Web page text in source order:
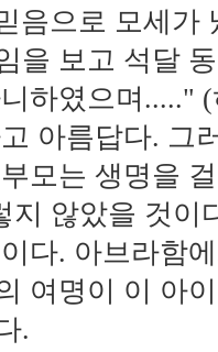
음으로 모세가
을 보고 석달
하였으며....."
아름답다. 그
모는 생명을
지 않았을 것이
다. 아브라함
여명이 이 아
.